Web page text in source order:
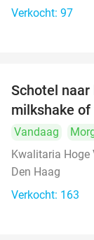
Verkocht: 97
Schotel naar
milkshake
Vandaag
Kwalitaria Hoge
Den Haag
Verkocht: 163